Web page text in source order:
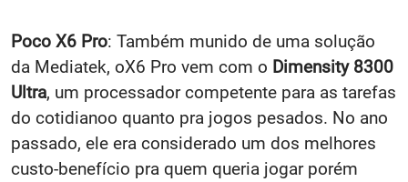
Poco X6 Pro: Também munido de uma solução
da Mediatek, oX6 Pro vem com o Dimensity 8300
Ultra, um processador competente para as tarefas
do cotidianoo quanto pra jogos pesados. No ano
passado, ele era considerado um dos melhores
custo-benefício pra quem queria jogar porém